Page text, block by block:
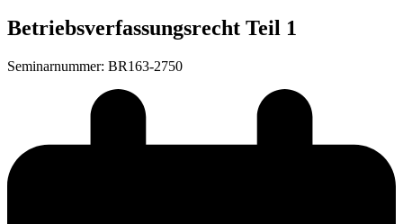
Betriebsverfassungsrecht Teil 1
Seminarnummer: BR163-2750